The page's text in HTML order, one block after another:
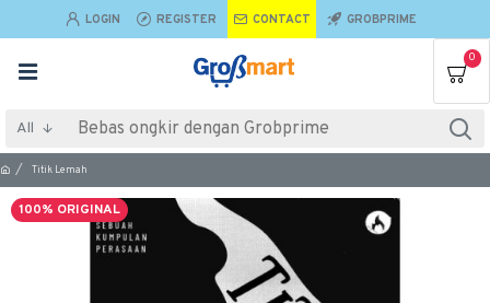
LOGIN REGISTER CONTACT GROBPRIME
0
All
Titik Lemah
100% ORIGINAL